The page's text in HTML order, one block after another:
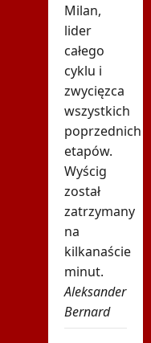
Milan,
lider
całego
cyklu i
zwycięzca
wszystkich
poprzednich
etapów.
Wyścig
został
zatrzymany
na
kilkanaście
minut.
Aleksander
Bernard